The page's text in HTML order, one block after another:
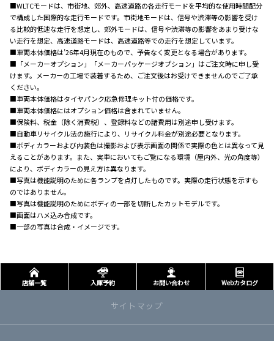
■WLTCモードは、市街地、郊外、高速道路の各走行モードを平均的な使用時間配分
で構成した国際的な走行モードです。市街地モードは、信号や渋滞等の影響を受け
る比較的低速な走行を想定し、郊外モードは、信号や渋滞等の影響をあまり受けな
い走行を想定、高速道路モードは、高速道路等での走行を想定しています。
■車両本体価格は’26年4月現在のもので、予告なく変更となる場合があります。
■「メーカーオプション」「メーカーパッケージオプション」はご注文時に申し受
けます。メーカーの工場で装着するため、ご注文後はお受けできませんのでご了承
ください。
■車両本体価格はタイヤパンク応急修理キット付の価格です。
■車両本体価格にはオプション価格は含まれていません。
■保険料、税金（除く消費税）、登録料などの諸費用は別途申し受けます。
■自動車リサイクル法の施行により、リサイクル料金が別途必要となります。
■ボディカラーおよび内装色は撮影および表示画面の関係で実際の色とは異なって見
えることがあります。また、実車においてもご覧になる環境（屋内外、光の角度等）
により、ボディカラーの見え方は異なります。
■写真は機能説明のために各ランプを点灯したものです。実際の走行状態を示すも
のではありません。
■写真は機能説明のためにボディの一部を切断したカットモデルです。
■画面はハメ込み合成です。
■一部の写真は合成・イメージです。
店舗一覧 入庫予約 お問い合わせ Webカタログ
サイトマップ